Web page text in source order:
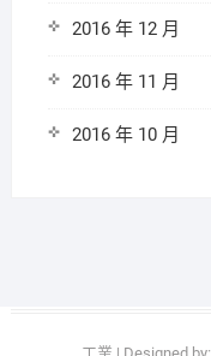
2016 年 12 月
2016 年 11 月
2016 年 10 月